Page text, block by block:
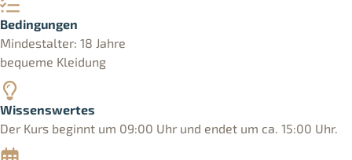
Bedingungen
Mindestalter: 18 Jahre
bequeme Kleidung
Wissenswertes
Der Kurs beginnt um 09:00 Uhr und endet um ca. 15:00 Uhr.